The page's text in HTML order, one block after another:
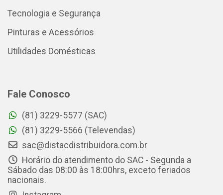
Tecnologia e Segurança
Pinturas e Acessórios
Utilidades Domésticas
Fale Conosco
(81) 3229-5577 (SAC)
(81) 3229-5566 (Televendas)
sac@distacdistribuidora.com.br
Horário do atendimento do SAC - Segunda a
Sábado das 08:00 às 18:00hrs, exceto feriados
nacionais.